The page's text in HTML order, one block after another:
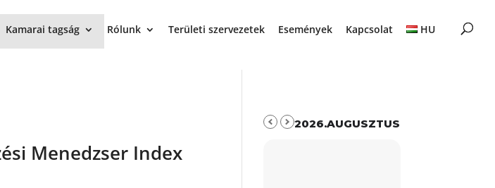
Kamarai tagság Rólunk Területi szervezetek Események Kapcsolat HU
Menedzser Index
2026.AUGUSZTUS